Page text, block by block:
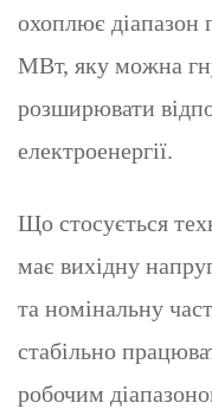
охоплює діапазон
МВт, яку можна
розширювати
електроенергії.
Що стосується
має вихідну
та номінальну
стабільно
робочим